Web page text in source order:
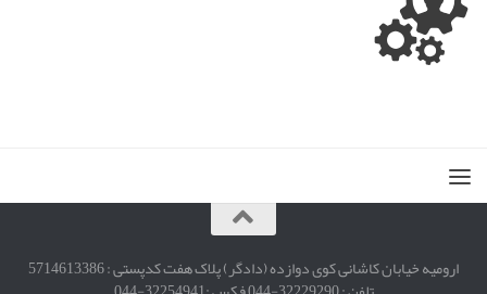
ارومیه خیابان کاشانی کوی دوازده (دادگر) پلاک هفت کدپستی : 5714613386